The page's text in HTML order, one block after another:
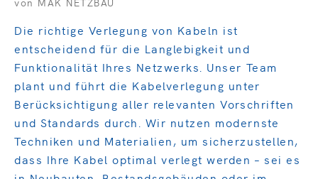
Die richtige Verlegung von Kabeln ist
entscheidend für die Langlebigkeit und
Funktionalität Ihres Netzwerks. Unser Team
plant und führt die Kabelverlegung unter
Berücksichtigung aller relevanten Vorschriften
und Standards durch. Wir nutzen modernste
Techniken und Materialien, um sicherzustellen,
dass Ihre Kabel optimal verlegt werden – sei es